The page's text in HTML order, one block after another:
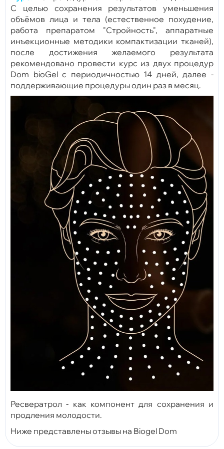
С целью сохранения результатов уменьшения
объёмов лица и тела (естественное похудение,
работа препаратом "Стройность", аппаратные
инъекционные методики компактизации тканей),
после достижения желаемого результата
рекомендовано провести курс из двух процедур
Dom bioGel с периодичностью 14 дней, далее -
поддерживающие процедуры один раз в месяц.
Ресвератрол - как компонент для сохранения и
продления молодости.
Ниже представлены отзывы на Biogel Dom